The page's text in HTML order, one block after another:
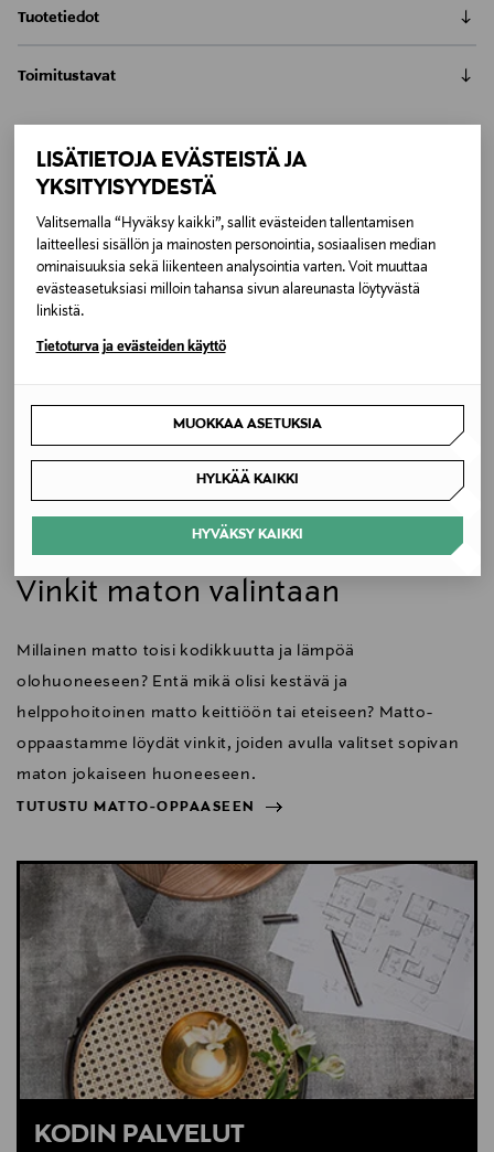
LISÄTIETOJA EVÄSTEISTÄ JA
YKSITYISYYDESTÄ
Valitsemalla “Hyväksy kaikki”, sallit evästeiden tallentamisen
laitteellesi sisällön ja mainosten personointia, sosiaalisen median
ominaisuuksia sekä liikenteen analysointia varten. Voit muuttaa
evästeasetuksiasi milloin tahansa sivun alareunasta löytyvästä
linkistä.
Tietoturva ja evästeiden käyttö
MUOKKAA ASETUKSIA
HYLKÄÄ KAIKKI
HYVÄKSY KAIKKI
Tuotetiedot
sitovat yhteen kaikki sisustuksesi värit. Panorama-
Paperinarumatto on antistaattinen ja sopii allergikoille.
Sisältää likaahylkivyyskäsittelyn.
Tuotenumero
173847976
Materiaali
Puuvilla,Paperinaru
170 x 240 cm
Valmistusmaa
Valmistaja
Tallberginkatu 1 B, 119, FI-00180 Helsinki, Finland
Digitaalinen osoite
woodnotes@woodnotes.fi
Toimitustavat
Toimitusaika 4-6 viikkoa
6,90 €
Toimitusaika 4-6 viikkoa
6,90 €
Koti
Vinkit maton valintaan
Millainen matto toisi kodikkuutta ja lämpöä
olohuoneeseen? Entä mikä olisi kestävä ja
helppohoitoinen matto keittiöön tai eteiseen? Matto-
oppaastamme löydät vinkit, joiden avulla valitset sopivan
maton jokaiseen huoneeseen.
TUTUSTU MATTO-OPPAASEEN
Inspiroidu
TUTUSTU MATTO-OPPAASEEN
KODIN PALVELUT